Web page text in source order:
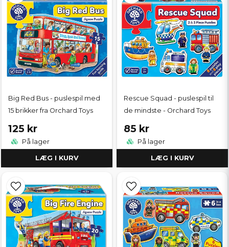
Big Red Bus - puslespil med
15 brikker fra Orchard Toys
125 kr
På lager
LÆG I KURV
Rescue Squad - puslespil til
de mindste - Orchard Toys
85 kr
På lager
LÆG I KURV